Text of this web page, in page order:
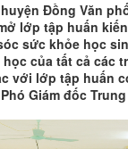
huyện Đồng Văn
lớp tập huấn
sức khỏe học
của tất cả các
với lớp tập huấn
Giám đốc